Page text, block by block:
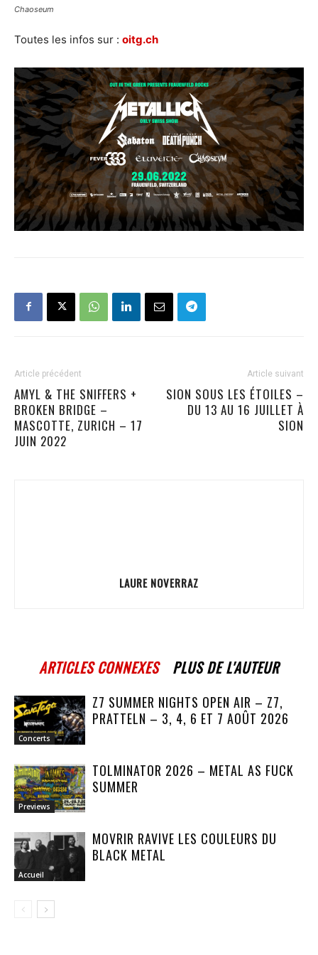
Chaoseum
Toutes les infos sur : oitg.ch
Article précédent
AMYL & THE SNIFFERS +
BROKEN BRIDGE –
MASCOTTE, ZURICH – 17
JUIN 2022
Article suivant
SION SOUS LES ÉTOILES –
DU 13 AU 16 JUILLET À
SION
LAURE NOVERRAZ
ARTICLES CONNEXES PLUS DE L'AUTEUR
Concerts
Z7 SUMMER NIGHTS OPEN AIR – Z7,
PRATTELN – 3, 4, 6 ET 7 AOÛT 2026
Previews
TOLMINATOR 2026 – METAL AS FUCK
SUMMER
Accueil
MOVRIR RAVIVE LES COULEURS DU
BLACK METAL